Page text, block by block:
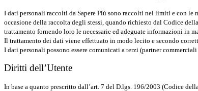
I dati personali raccolti da Sapere Più sono raccolti nei limiti e con le
occasione della raccolta degli stessi, quando richiesto dal Codice
trattamento fornendo loro le necessarie ed adeguate informazioni in
Il trattamento dei dati viene effettuato in modo lecito e secondo
I dati personali possono essere comunicati a terzi (partner
Diritti dell’Utente
In base a quanto prescritto dall’art. 7 del D.lgs. 196/2003 (Codice